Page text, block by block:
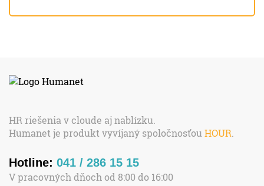
HR riešenia v cloude aj nablízku.
Humanet je produkt vyvíjaný spoločnosťou HOUR
Hotline: 041 / 286 15 15
V pracovných dňoch od 8:00 do 16:00